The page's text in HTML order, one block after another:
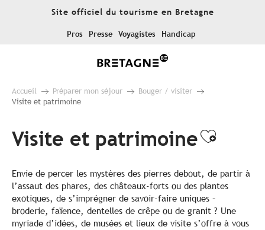
Site officiel du tourisme en Bretagne
Pros Presse Voyagistes Handicap
Accueil Préparer mon séjour
Bouger / visiter
Visite et patrimoine
Visite et patrimoine
Envie de percer les mystères des pierres debout, de partir à
l’assaut des phares, des châteaux-forts ou des plantes
exotiques, de s’imprégner de savoir-faire uniques –
broderie, faïence, dentelles de crêpe ou de granit ? Une
myriade d’idées, de musées et lieux de visite s’offre à vous